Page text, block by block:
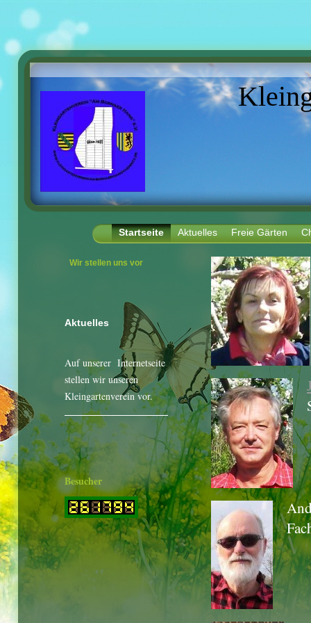
Startseite Aktuelles Freie Gärten
Wir stellen uns vor
Aktuelles
Auf unserer Internetseite
stellen wir unseren
Kleingartenverein vor.
Besucher